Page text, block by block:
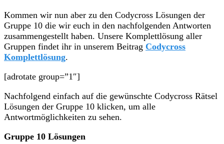
Kommen wir nun aber zu den Codycross Lösungen der
Gruppe 10 die wir euch in den nachfolgenden Antworten
zusammengestellt haben. Unsere Komplettlösung aller
Gruppen findet ihr in unserem Beitrag Codycross
Komplettlösung.
[adrotate group=”1″]
Nachfolgend einfach auf die gewünschte Codycross Rätsel
Lösungen der Gruppe 10 klicken, um alle
Antwortmöglichkeiten zu sehen.
Gruppe 10 Lösungen